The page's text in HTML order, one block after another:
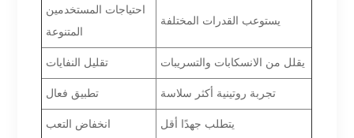
احتياجات المستخدمين
المتنوعة
يستوعب القدرات المختلفة
تقليل النفايات
يقلل من الانسكابات والتسريبات
تطبيق فعال
تجربة روتينية أكثر سلاسة
انخفاض التعب
يتطلب جهدًا أقل